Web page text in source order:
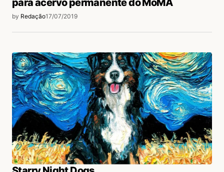
para acervo permanente do MoMA
by Redação17/07/2019